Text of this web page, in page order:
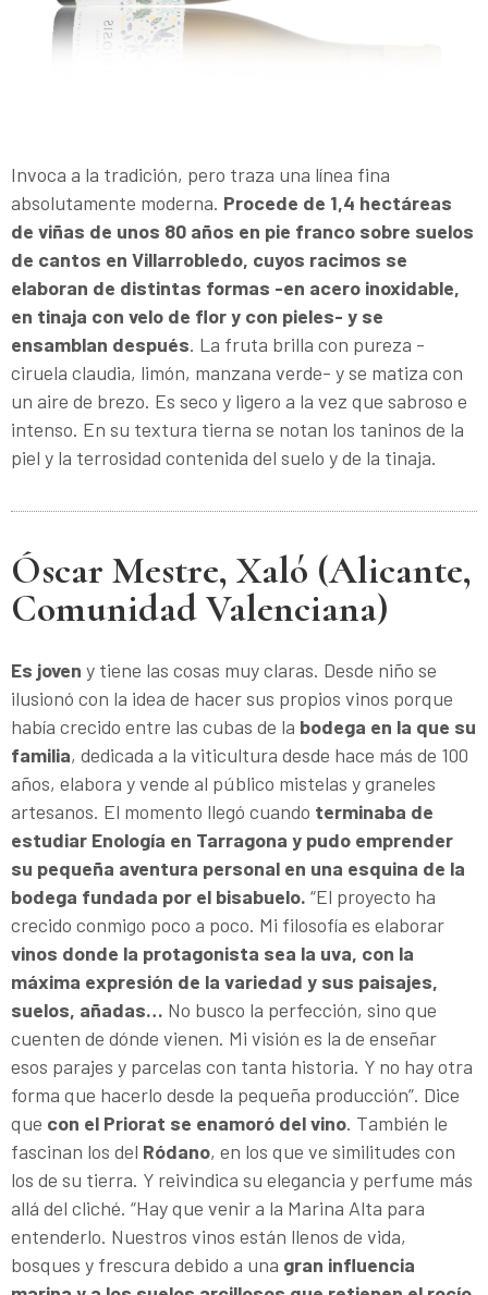
Invoca a la tradición, pero traza una línea fina
absolutamente moderna. Procede de 1,4 hectáreas
de viñas de unos 80 años en pie franco sobre suelos
de cantos en Villarrobledo, cuyos racimos se
elaboran de distintas formas -en acero inoxidable,
en tinaja con velo de flor y con pieles- y se
ensamblan después. La fruta brilla con pureza -
ciruela claudia, limón, manzana verde- y se matiza con
un aire de brezo. Es seco y ligero a la vez que sabroso e
intenso. En su textura tierna se notan los taninos de la
piel y la terrosidad contenida del suelo y de la tinaja.
Óscar Mestre, Xaló (Alicante,
Comunidad Valenciana)
Es joven y tiene las cosas muy claras. Desde niño se
ilusionó con la idea de hacer sus propios vinos porque
había crecido entre las cubas de la bodega en la que su
familia, dedicada a la viticultura desde hace más de 100
años, elabora y vende al público mistelas y graneles
artesanos. El momento llegó cuando terminaba de
estudiar Enología en Tarragona y pudo emprender
su pequeña aventura personal en una esquina de la
bodega fundada por el bisabuelo. “El proyecto ha
crecido conmigo poco a poco. Mi filosofía es elaborar
vinos donde la protagonista sea la uva, con la
máxima expresión de la variedad y sus paisajes,
suelos, añadas… No busco la perfección, sino que
cuenten de dónde vienen. Mi visión es la de enseñar
esos parajes y parcelas con tanta historia. Y no hay otra
forma que hacerlo desde la pequeña producción”. Dice
que con el Priorat se enamoró del vino. También le
fascinan los del Ródano, en los que ve similitudes con
los de su tierra. Y reivindica su elegancia y perfume más
allá del cliché. “Hay que venir a la Marina Alta para
entenderlo. Nuestros vinos están llenos de vida,
bosques y frescura debido a una gran influencia